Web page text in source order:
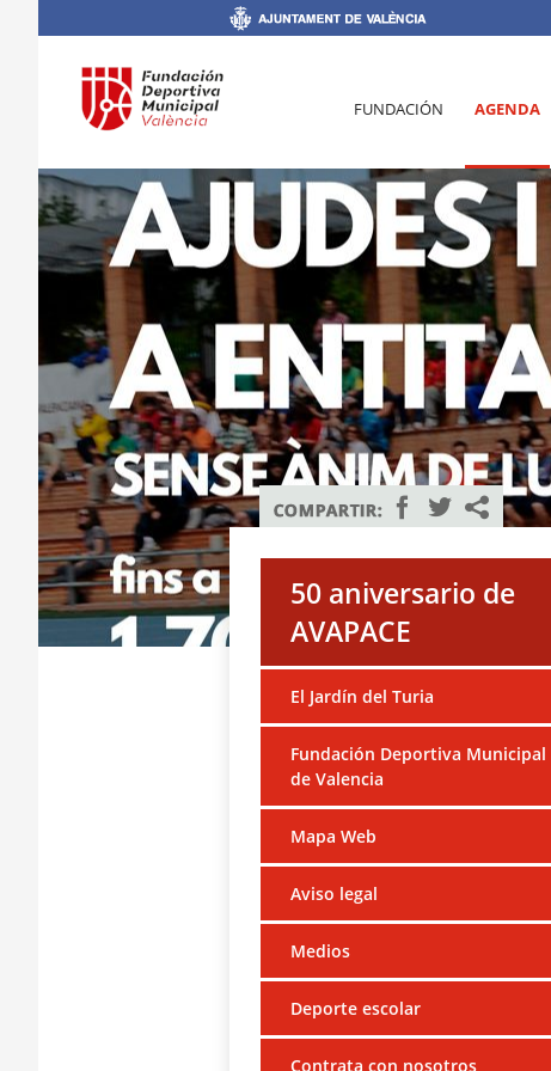
FUNDACIÓN AGENDA
50 aniversario de
AVAPACE
El Jardín del Turia
Fundación Deportiva Municipal
de Valencia
Mapa Web
Aviso legal
Medios
Deporte escolar
Contrata con nosotros